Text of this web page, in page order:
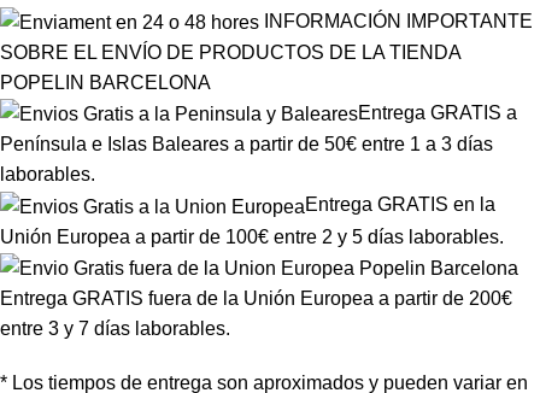
INFORMACIÓN IMPORTANTE
SOBRE EL ENVÍO DE PRODUCTOS DE LA TIENDA
POPELIN BARCELONA
Entrega GRATIS a
Península e Islas Baleares a partir de 50€ entre 1 a 3 días
laborables.
Entrega GRATIS en la
Unión Europea a partir de 100€ entre 2 y 5 días laborables.
Entrega GRATIS fuera de la Unión Europea a partir de 200€
entre 3 y 7 días laborables.
* Los tiempos de entrega son aproximados y pueden variar en